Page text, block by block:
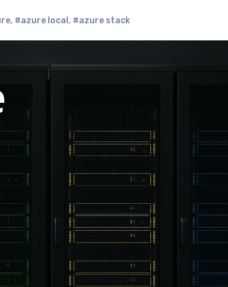
, #azure local , #azure stack